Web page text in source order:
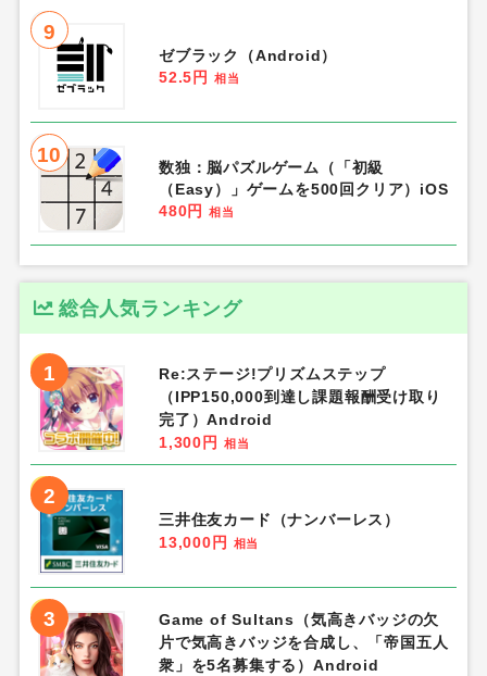
9
ゼブラック（Android）
52.5円
相当
10
数独：脳パズルゲーム（「初級
（Easy）」ゲームを500回クリア）iOS
480円
相当
総合人気ランキング
1
Re:ステージ!プリズムステップ
（IPP150,000到達し課題報酬受け取り
完了）Android
1,300円
相当
2
三井住友カード（ナンバーレス）
13,000円
相当
3
Game of Sultans（気高きバッジの欠
片で気高きバッジを合成し、「帝国五人
衆」を5名募集する）Android